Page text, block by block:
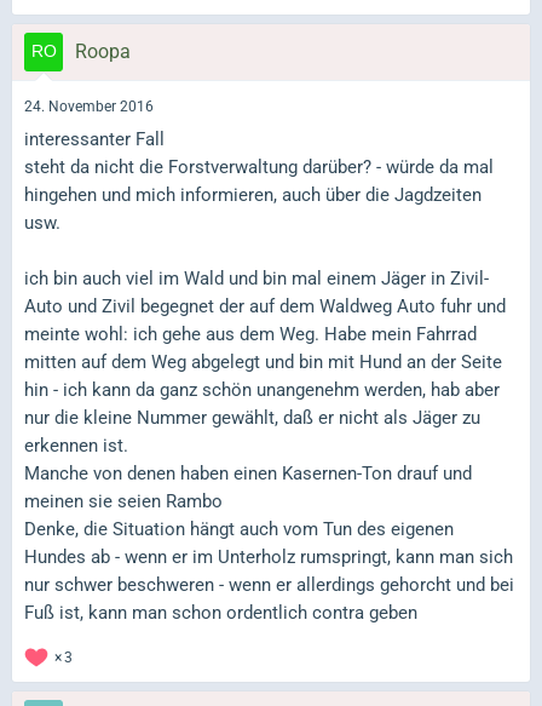
Roopa
24. November 2016
interessanter Fall
steht da nicht die Forstverwaltung darüber? - würde da mal
hingehen und mich informieren, auch über die Jagdzeiten
usw.
ich bin auch viel im Wald und bin mal einem Jäger in Zivil-
Auto und Zivil begegnet der auf dem Waldweg Auto fuhr und
meinte wohl: ich gehe aus dem Weg. Habe mein Fahrrad
mitten auf dem Weg abgelegt und bin mit Hund an der Seite
hin - ich kann da ganz schön unangenehm werden, hab aber
nur die kleine Nummer gewählt, daß er nicht als Jäger zu
erkennen ist.
Manche von denen haben einen Kasernen-Ton drauf und
meinen sie seien Rambo
Denke, die Situation hängt auch vom Tun des eigenen
Hundes ab - wenn er im Unterholz rumspringt, kann man sich
nur schwer beschweren - wenn er allerdings gehorcht und bei
Fuß ist, kann man schon ordentlich contra geben
3